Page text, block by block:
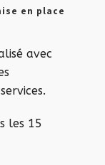
en place
avec
les 15